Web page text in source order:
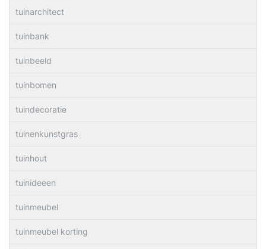
tuinarchitect
tuinbank
tuinbeeld
tuinbomen
tuindecoratie
tuinenkunstgras
tuinhout
tuinideeen
tuinmeubel
tuinmeubel korting